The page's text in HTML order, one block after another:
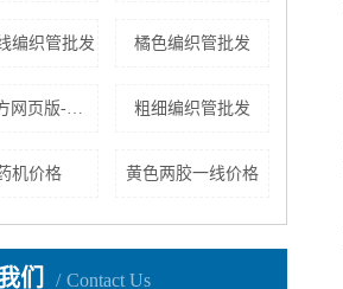
编织管批发 橘色编织管批发
开元官方网页版-开元(中国) -19铜套厂家 粗细编织管批发
机价格 黄色两胶一线价格
们 Contact Us